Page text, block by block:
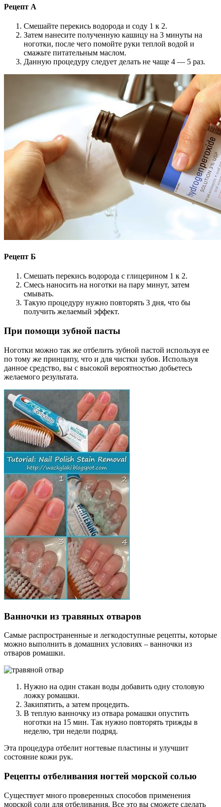
Рецепт А
Смешайте перекись водорода и соду 1 к 2.
Затем нанесите полученную кашицу на 3 минуты на
ноготки, после чего помойте руки теплой водой и
смажьте питательным маслом.
Данную процедуру следует делать не чаще 4 — 5 раз.
Рецепт Б
Смешать перекись водорода с глицерином 1 к 2.
Смесь наносить на ноготки на пару минут, затем
смывать.
Такую процедуру нужно повторять 3 дня, что бы
получить желаемый эффект.
При помощи зубной пасты
Ноготки можно так же отбелить зубной пастой используя ее
по тому же принципу, что и для чистки зубов. Используя
данное средство, вы с высокой вероятностью добьетесь
желаемого результата.
Ванночки из травяных отваров
Самые распространенные и легкодоступные рецепты, которые
можно выполнить в домашних условиях – ванночки из
отваров ромашки.
Нужно на один стакан воды добавить одну столовую
ложку ромашки.
Закипятить, а затем процедить.
В теплую ванночку из отвара ромашки опустить
ноготки на 15 мин. Так нужно повторять трижды в
неделю, три недели подряд.
Эта процедура отбелит ногтевые пластины и улучшит
состояние кожи рук.
Рецепты отбеливания ногтей морской солью
Существует много проверенных способов применения
морской соли для отбеливания. Все это вы сможете сделать